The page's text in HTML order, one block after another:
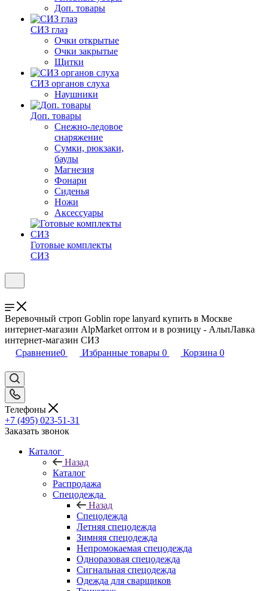
Доп. товары
СИЗ глаз
Очки открытые
Очки закрытые
Щитки
СИЗ органов слуха
Наушники
Доп. товары
Снежно-ледовое
снаряжение
Сумки, рюкзаки,
баулы
Магнезия
Фонари
Сиденья
Ножи
Аксессуары
Готовые комплекты
СИЗ
Веревочный строп Goblin rope lanyard купить в Москве
интернет-магазин AlpMarket оптом и в розницу - АльпЛавка
интернет-магазин СИЗ
Сравнение0 Избранные товары 0 Корзина 0
Телефоны
+7 (495) 023-51-31
Заказать звонок
Каталог
Назад
Каталог
Распродажа
Спецодежда
Назад
Спецодежда
Летняя спецодежда
Зимняя спецодежда
Непромокаемая спецодежда
Одноразовая спецодежда
Сигнальная спецодежда
Одежда для сварщиков